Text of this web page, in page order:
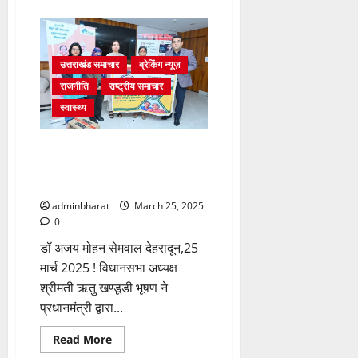
रोकथाम
को
माइक्रोप्लान
पर
काम
करें
अधिकारीः
डॉ.
धन
सिंह
उत्तराखंड समाचार
ब्रेकिंग न्यूज़
राजनीति
राष्ट्रीय समाचार
स्वास्थ्य
adminbharat
March 25, 2025
0
डॉ अजय मोहन सेमवाल देहरादून,25
मार्च 2025 ! विधानसभा अध्यक्ष
श्रीमती ऋतु खण्डूडी भूषण ने
प्रधानमंत्री द्वारा...
Read MoreRead
more